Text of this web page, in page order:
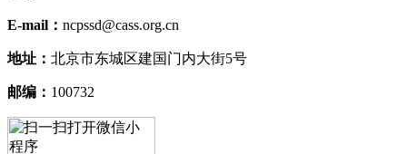
E-mail： ncpssd@cass.org.cn
地址： 北京市东城区建国门内大街5号
邮编： 100732